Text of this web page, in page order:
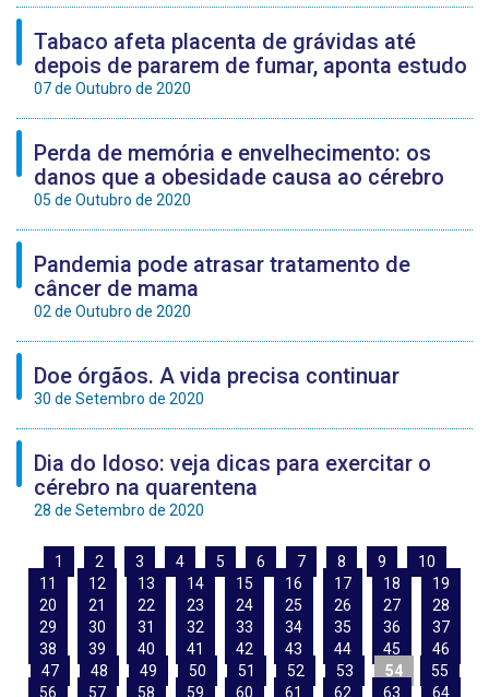
Tabaco afeta placenta de grávidas até
depois de pararem de fumar, aponta estudo
07 de Outubro de 2020
Perda de memória e envelhecimento: os
danos que a obesidade causa ao cérebro
05 de Outubro de 2020
Pandemia pode atrasar tratamento de
câncer de mama
02 de Outubro de 2020
Doe órgãos. A vida precisa continuar
30 de Setembro de 2020
Dia do Idoso: veja dicas para exercitar o
cérebro na quarentena
28 de Setembro de 2020
1 2 3 4 5 6 7 8 9
10
11
12 13 14 15 16 17 18
19
20
21 22 23 24 25 26 27
28
29
30 31 32 33 34 35 36
37
38
39 40 41 42 43 44 45
46
47
48 49 50 51 52 53 54
55
56
57 58 59 60 61 62 63 64